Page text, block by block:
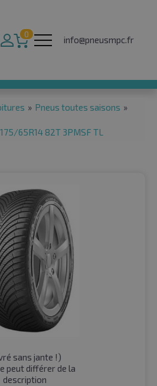
0
info@pneusmpc.fr
» Pneus toutes saisons »
65R14 82T 3PMSF TL
sans jante !)
peut différer de la
description